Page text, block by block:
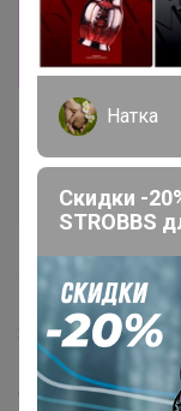
лишь
Натка
Скидки -
STROBBS